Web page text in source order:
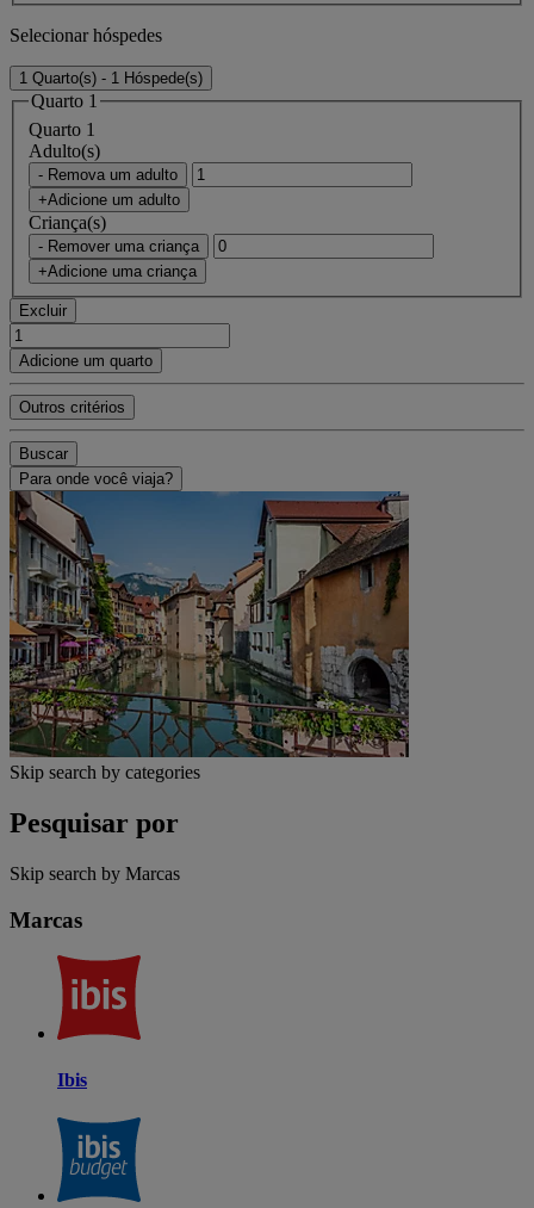
Selecionar hóspedes
1 Quarto(s) - 1 Hóspede(s)
Quarto 1
Quarto 1
Adulto(s)
- Remova um adulto
+Adicione um adulto
Criança(s)
- Remover uma criança
+Adicione uma criança
Excluir
Adicione um quarto
Outros critérios
Buscar
Para onde você viaja?
Skip search by categories
Pesquisar por
Skip search by Marcas
Marcas
Ibis